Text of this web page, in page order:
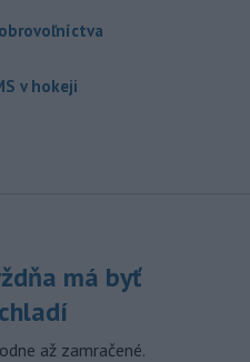
v hokeji
má byť
až zamračené.